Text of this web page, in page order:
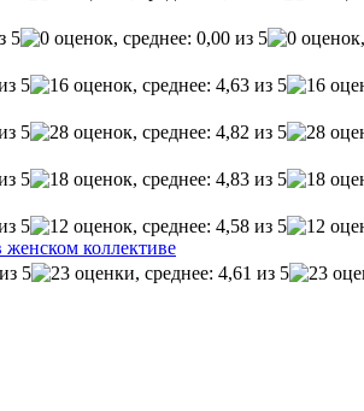
коллективе